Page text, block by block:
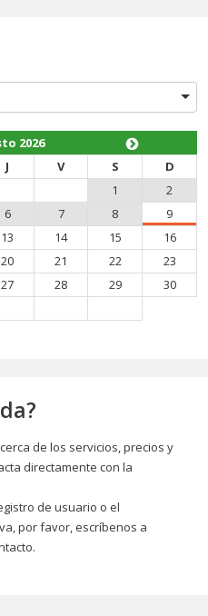
2026
J V S
D
1
2
6 7 8
9
13 14 15
16
20 21 22
23
27 28 29
30
de los servicios, precios y
directamente con la
de usuario o el
por favor, escríbenos a